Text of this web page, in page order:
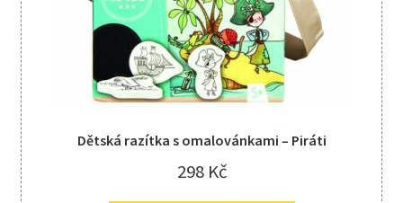
Dětská razítka s omalovánkami – Piráti
298 Kč